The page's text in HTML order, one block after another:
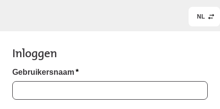
NL
Inloggen
Gebruikersnaam*